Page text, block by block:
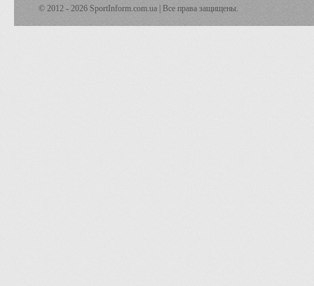
© 2012 - 2026 SportInform.com.ua | Все права защищены.